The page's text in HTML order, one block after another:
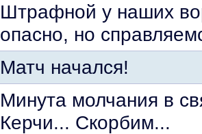
Штрафной у наших
опасно, но
Матч начался!
Минута молчания в
Керчи... Скорбим...